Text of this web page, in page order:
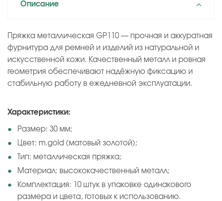
Описание
Пряжка металлическая GP110 — прочная и аккуратная
фурнитура для ремней и изделий из натуральной и
искусственной кожи. Качественный металл и ровная
геометрия обеспечивают надёжную фиксацию и
стабильную работу в ежедневной эксплуатации.
Характеристики:
Размер: 30 мм;
Цвет: m.gold (матовый золотой);
Тип: металлическая пряжка;
Материал: высококачественный металл;
Комплектация: 10 штук в упаковке одинакового
размера и цвета, готовых к использованию.